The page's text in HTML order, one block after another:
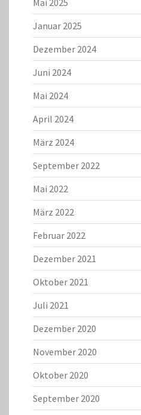
Mai 2025
Januar 2025
Dezember 2024
Juni 2024
Mai 2024
April 2024
März 2024
September 2022
Mai 2022
März 2022
Februar 2022
Dezember 2021
Oktober 2021
Juli 2021
Dezember 2020
November 2020
Oktober 2020
September 2020